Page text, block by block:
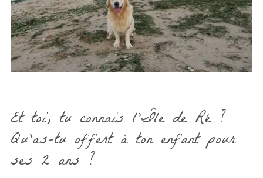
Et toi, tu connais l’Île de Ré ?
Qu’as-tu offert à ton enfant pour
ses 2 ans ?